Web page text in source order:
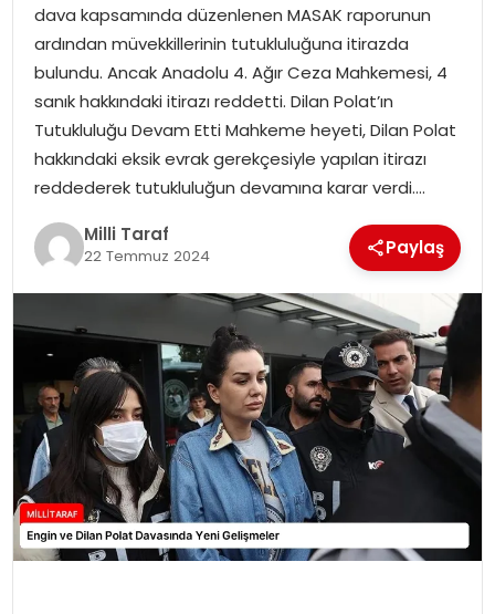
SIYASET
MAGAZIN
dava kapsamında düzenlenen MASAK raporunun
ardından müvekkillerinin tutukluluğuna itirazda
bulundu. Ancak Anadolu 4. Ağır Ceza Mahkemesi, 4
sanık hakkındaki itirazı reddetti. Dilan Polat’ın
Tutukluluğu Devam Etti Mahkeme heyeti, Dilan Polat
hakkındaki eksik evrak gerekçesiyle yapılan itirazı
reddederek tutukluluğun devamına karar verdi….
Milli Taraf
22 Temmuz 2024 Paylaş